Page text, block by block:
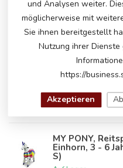
MY PONY,
6 Jahre
Auf Lager
MY PONY ®,
Jahre (ATS2011)
Auf Lager
MY PONY,
Einhorn, 3 - 6
S)
und Analysen weiter.
möglicherweise mit
Sie ihnen bereitgestellt
Nutzung ihrer
https://
Akzeptieren